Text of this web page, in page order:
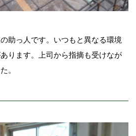
助っ人です。いつもと異なる環境
ります。上司から指摘も受けなが
。